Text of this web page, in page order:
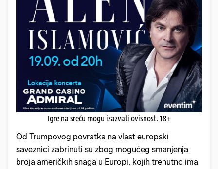
Igre na sreću mogu izazvati ovisnost. 18+
Od Trumpovog povratka na vlast europski
saveznici zabrinuti su zbog mogućeg smanjenja
broja američkih snaga u Europi, kojih trenutno ima